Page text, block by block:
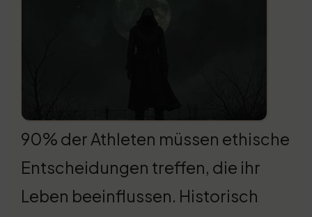
90% der Athleten müssen ethische
Entscheidungen treffen, die ihr
Leben beeinflussen. Historisch